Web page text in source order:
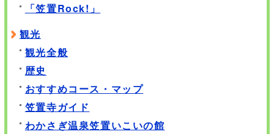
「笠置Rock!」
観光
観光全般
歴史
おすすめコース・マップ
笠置寺ガイド
わかさぎ温泉笠置いこいの館